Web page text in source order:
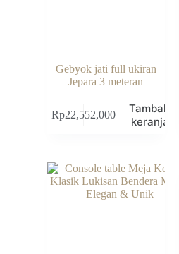
Gebyok jati full ukiran
Jepara 3 meteran
Rp22,552,000
Tambah ke
keranjang